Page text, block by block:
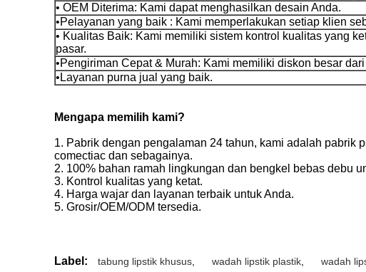
• OEM Diterima: Kami dapat menghasilkan desain Anda.
•Pelayanan yang baik : Kami memperlakukan setiap klien
• Kualitas Baik: Kami memiliki sistem kontrol kualitas yang
pasar.
•Pengiriman Cepat & Murah: Kami memiliki diskon besar
•Layanan purna jual yang baik.
Mengapa memilih kami?
1. Pabrik dengan pengalaman 24 tahun, kami adalah pabrik
comectiac dan sebagainya.
2. 100% bahan ramah lingkungan dan bengkel bebas debu
3. Kontrol kualitas yang ketat.
4. Harga wajar dan layanan terbaik untuk Anda.
5. Grosir/OEM/ODM tersedia.
Label: tabung lipstik khusus wadah lipstik plastik wadah